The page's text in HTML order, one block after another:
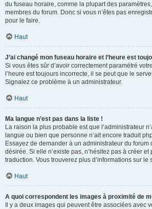
du fuseau horaire, comme la plupart des
membres du forum. Donc si vous n’êtes pas
pour le faire.
Haut
J’ai changé mon fuseau horaire et l’heure est
Si vous êtes sûr d’avoir correctement paramétré
l’heure est toujours incorrecte, il se peut que le
Signalez ce problème à un administrateur.
Haut
Ma langue n’est pas dans la liste !
La raison la plus probable est que l’administrateur
langue ou bien que personne n’ait encore traduit
Essayez de demander à un administrateur du forum
désirée. Si elle n’existe pas, n’hésitez pas à créer
traduction. Vous trouverez plus d’informations sur le
Haut
A quoi correspondent les images à proximité de
Il y a deux images qui peuvent être associées avec